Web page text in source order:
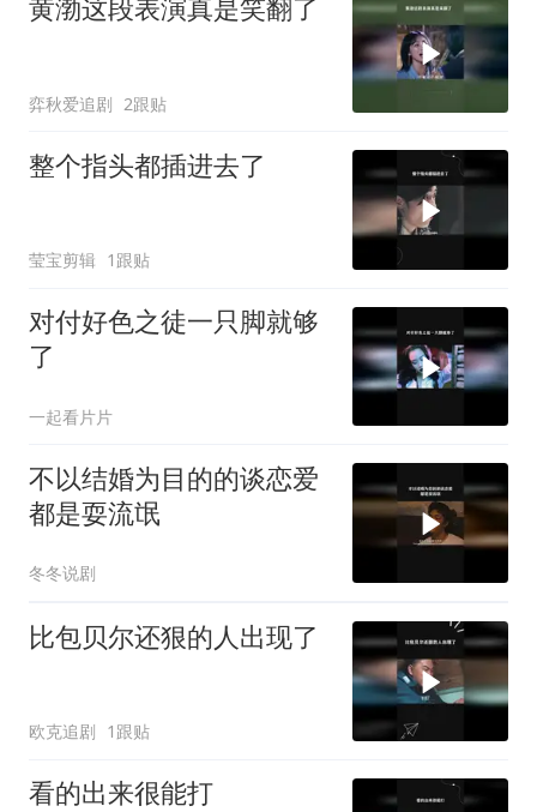
黄渤这段表演真是笑翻了
弈秋爱追剧 2跟贴
整个指头都插进去了
莹宝剪辑 1跟贴
对付好色之徒一只脚就够
了
一起看片片
不以结婚为目的的谈恋爱
都是耍流氓
冬冬说剧
比包贝尔还狠的人出现了
欧克追剧 1跟贴
看的出来很能打